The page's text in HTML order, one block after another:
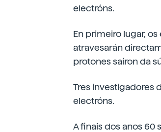
electróns.
En primeiro lugar,
atravesarán
protones saíron da
Tres investigadores
electróns.
A finais dos anos 60